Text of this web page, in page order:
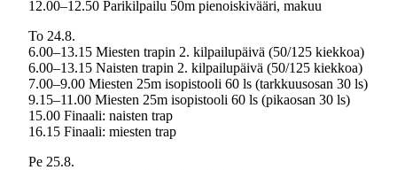
12.00–12.50 Parikilpailu 50m pienoiskivääri, makuu
To 24.8.
6.00–13.15 Miesten trapin 2. kilpailupäivä (50/125 kiekkoa)
6.00–13.15 Naisten trapin 2. kilpailupäivä (50/125 kiekkoa)
7.00–9.00 Miesten 25m isopistooli 60 ls (tarkkuusosan 30 ls)
9.15–11.00 Miesten 25m isopistooli 60 ls (pikaosan 30 ls)
15.00 Finaali: naisten trap
16.15 Finaali: miesten trap
Pe 25.8.